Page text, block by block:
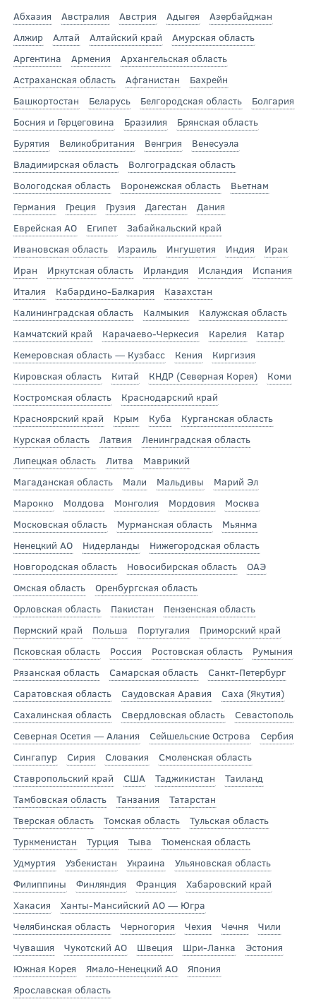
Абхазия Австралия Австрия Адыгея
Азербайджан
Алжир
Алтай Алтайский край
Амурская область
Аргентина
Армения
Архангельская область
Астраханская область
Афганистан
Бахрейн
Башкортостан
Беларусь Белгородская область
Болгария
Босния и Герцеговина
Бразилия
Брянская область
Бурятия
Великобритания Венгрия
Венесуэла
Владимирская область
Волгоградская область
Вологодская область
Воронежская область
Вьетнам
Германия
Греция Грузия Дагестан
Дания
Еврейская АО
Египет
Забайкальский край
Ивановская область
Израиль Ингушетия Индия
Ирак
Иран
Иркутская область Ирландия Исландия
Испания
Италия
Кабардино-Балкария
Казахстан
Калининградская область
Калмыкия
Калужская область
Камчатский край
Карачаево-Черкесия Карелия
Катар
Кемеровская область — Кузбасс
Кения
Киргизия
Кировская область
Китай КНДР (Северная Корея)
Коми
Костромская область
Краснодарский край
Красноярский край
Крым Куба
Курганская область
Курская область
Латвия
Ленинградская область
Липецкая область
Литва
Маврикий
Магаданская область
Мали Мальдивы
Марий Эл
Марокко
Молдова Монголия Мордовия
Москва
Московская область
Мурманская область
Мьянма
Ненецкий АО
Нидерланды
Нижегородская область
Новгородская область
Новосибирская область
ОАЭ
Омская область
Оренбургская область
Орловская область
Пакистан
Пензенская область
Пермский край
Польша Португалия
Приморский край
Псковская область
Россия Ростовская область
Румыния
Рязанская область
Самарская область
Санкт-Петербург
Саратовская область
Саудовская Аравия
Саха (Якутия)
Сахалинская область
Свердловская область
Севастополь
Северная Осетия — Алания
Сейшельские Острова
Сербия
Сингапур
Сирия Словакия
Смоленская область
Ставропольский край
США Таджикистан
Таиланд
Тамбовская область
Танзания
Татарстан
Тверская область
Томская область
Тульская область
Туркменистан
Турция Тыва
Тюменская область
Удмуртия
Узбекистан Украина
Ульяновская область
Филиппины
Финляндия Франция
Хабаровский край
Хакасия
Ханты-Мансийский АО — Югра
Челябинская область
Черногория Чехия Чечня
Чили
Чувашия
Чукотский АО Швеция Шри-Ланка
Эстония
Южная Корея
Ямало-Ненецкий АО
Япония
Ярославская область